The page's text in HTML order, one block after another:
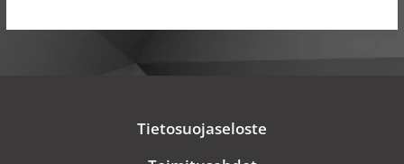
Tietosuojaseloste